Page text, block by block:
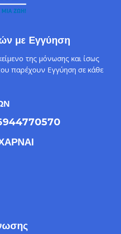
με Εγγύηση
της μόνωσης και ίσως
παρέχουν Εγγύηση σε κάθε